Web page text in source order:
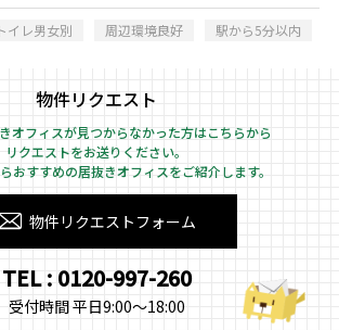
イレ男女別 周辺環境良好 駅から5分以内
物件リクエスト
オフィスが見つからなかった方はこちらから
リクエストをお送りください。
おすすめの居抜きオフィスをご紹介します。
物件リクエストフォーム
TEL : 0120-997-260
受付時間 平日9:00～18:00